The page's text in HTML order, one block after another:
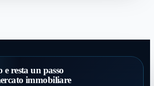
e resta un passo
immobiliare